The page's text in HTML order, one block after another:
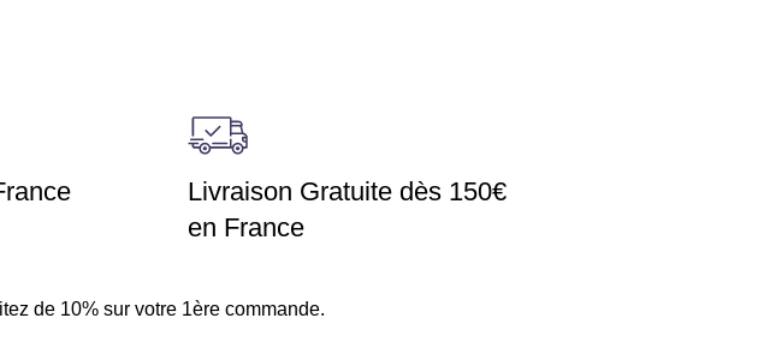
Livraison Gratuite dès 150€
en France
de 10% sur votre 1ère commande.